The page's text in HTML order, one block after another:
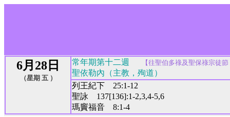
6月28日
（星期 五 ）
常年期第十二週 【往聖伯多祿及聖保祿宗徒
聖依勒內（主教，殉道）
列王紀下 25:1-12
聖詠 137[136]:1-2,3,4-5,6
瑪竇福音 8:1-4